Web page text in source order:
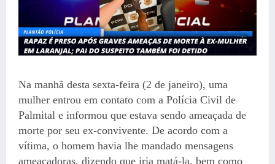
Na manhã desta sexta-feira (2 de janeiro), uma
mulher entrou em contato com a Polícia Civil de
Palmital e informou que estava sendo ameaçada de
morte por seu ex-convivente. De acordo com a
vítima, o homem havia lhe mandado mensagens
ameaçadoras, dizendo que iria matá-la, bem como